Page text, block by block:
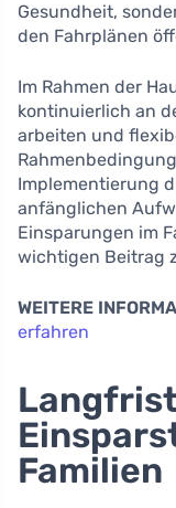
Gesundheit,
den Fahrplänen
Im Rahmen der
kontinuierlich an
arbeiten und
Implementierung
anfänglichen
Einsparungen im
wichtigen Beitrag
WEITERE
erfahren
Familien